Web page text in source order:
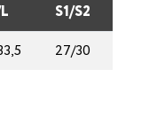
S1/S2
27/30